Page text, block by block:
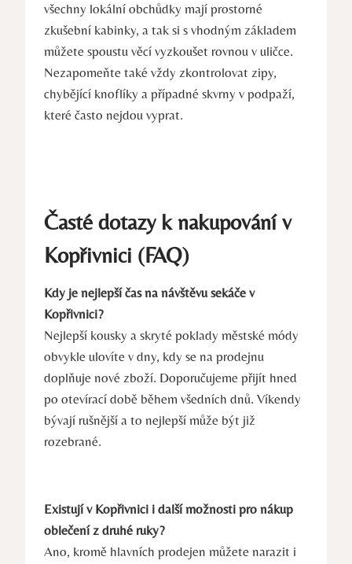
všechny lokální obchůdky mají prostorné
zkušební kabinky, a tak si s vhodným základem
můžete spoustu věcí vyzkoušet rovnou v uličce.
Nezapomeňte také vždy zkontrolovat zipy,
chybějící knoflíky a případné skvrny v podpaží,
které často nejdou vyprat.
Časté dotazy k nakupování v
Kopřivnici (FAQ)
Kdy je nejlepší čas na návštěvu sekáče v
Kopřivnici?
Nejlepší kousky a skryté poklady městské módy
obvykle ulovíte v dny, kdy se na prodejnu
doplňuje nové zboží. Doporučujeme přijít hned
po otevírací době během všedních dnů. Víkendy
bývají rušnější a to nejlepší může být již
rozebrané.
Existují v Kopřivnici i další možnosti pro nákup
oblečení z druhé ruky?
Ano, kromě hlavních prodejen můžete narazit i